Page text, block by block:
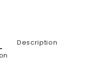
Description